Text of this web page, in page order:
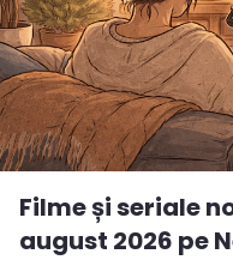
Filme și seriale
august 2026 pe